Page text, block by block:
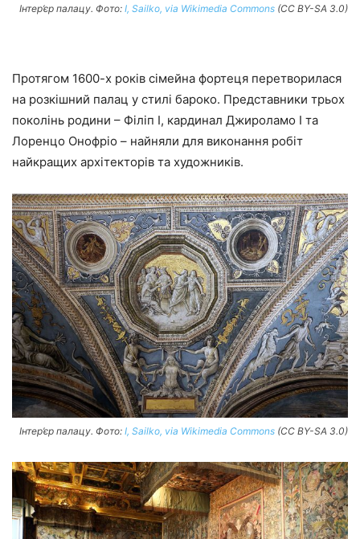
Інтер’єр палацу. Фото: I, Sailko, via Wikimedia Commons (CC BY-SA 3.0)
Протягом 1600-х років сімейна фортеця перетворилася
на розкішний палац у стилі бароко. Представники трьох
поколінь родини – Філіп I, кардинал Джироламо I та
Лоренцо Онофріо – найняли для виконання робіт
найкращих архітекторів та художників.
Інтер’єр палацу. Фото: I, Sailko, via Wikimedia Commons (CC BY-SA 3.0)